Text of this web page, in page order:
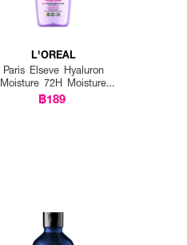
L'OREAL
Paris Elseve Hyaluron
Moisture 72H Moisture
Filling Shampoo
฿189